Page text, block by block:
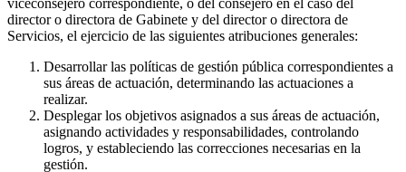
director o directora de Gabinete y del director o directora de
Servicios, el ejercicio de las siguientes atribuciones generales:
Desarrollar las políticas de gestión pública correspondientes a
sus áreas de actuación, determinando las actuaciones a
realizar.
Desplegar los objetivos asignados a sus áreas de actuación,
asignando actividades y responsabilidades, controlando
logros, y estableciendo las correcciones necesarias en la
gestión.